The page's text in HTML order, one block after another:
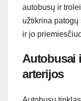
autobusų ir
užtikrina
ir jo
Autobusai
arterijos